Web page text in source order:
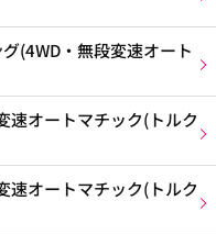
・無段変速オート
オートマチック(トルク
オートマチック(トルク